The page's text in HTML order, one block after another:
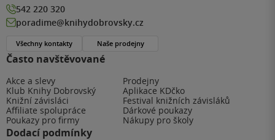
Často navštěvované
Akce a slevy
Prodejny
Klub Knihy Dobrovský
Aplikace KDčko
Knižní závisláci
Festival knižních závisláků
Affiliate spolupráce
Dárkové poukazy
Poukazy pro firmy
Nákupy pro školy
Dodací podmínky
542 220 320
poradime@knihydobrovsky.cz
Všechny kontakty Naše prodejny